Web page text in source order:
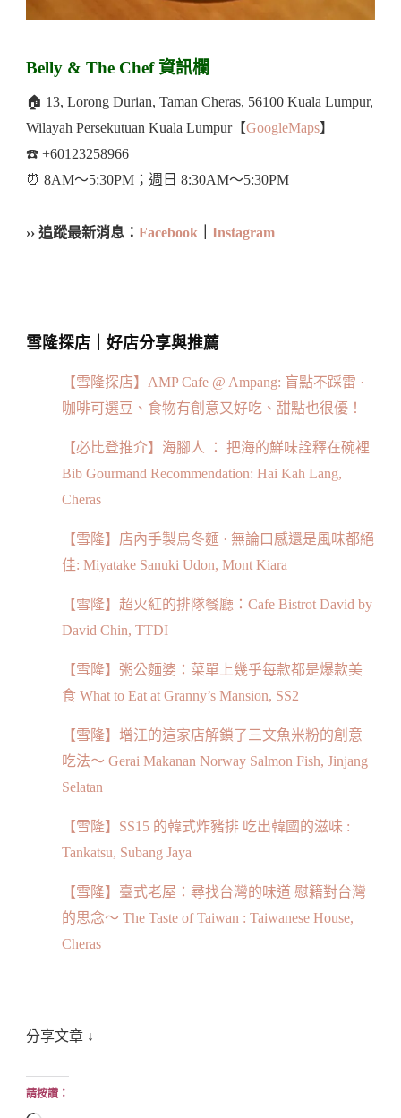
Belly & The Chef 資訊欄
🏠 13, Lorong Durian, Taman Cheras, 56100 Kuala Lumpur,
Wilayah Persekutuan Kuala Lumpur【GoogleMaps】
☎️ +60123258966
⏰ 8AM～5:30PM；週日 8:30AM～5:30PM
›› 追蹤最新消息： Facebook Instagram
雪隆探店｜好店分享與推薦
【雪隆探店】AMP Cafe @ Ampang: 盲點不踩雷 ·
咖啡可選豆、食物有創意又好吃、甜點也很優！
【必比登推介】海腳人 ： 把海的鮮味詮釋在碗裡
Bib Gourmand Recommendation: Hai Kah Lang,
Cheras
【雪隆】店內手製烏冬麵 · 無論口感還是風味都絕
佳: Miyatake Sanuki Udon, Mont Kiara
【雪隆】超火紅的排隊餐廳：Cafe Bistrot David by
David Chin, TTDI
【雪隆】粥公麵婆：菜單上幾乎每款都是爆款美
食 What to Eat at Granny’s Mansion, SS2
【雪隆】增江的這家店解鎖了三文魚米粉的創意
吃法～ Gerai Makanan Norway Salmon Fish, Jinjang
Selatan
【雪隆】SS15 的韓式炸豬排 吃出韓國的滋味 :
Tankatsu, Subang Jaya
【雪隆】臺式老屋：尋找台灣的味道 慰籍對台灣
的思念～ The Taste of Taiwan : Taiwanese House,
Cheras
分享文章 ↓
請按讚：